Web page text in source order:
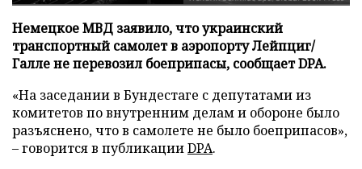
Немецкое МВД заявило, что украинский
транспортный самолет в аэропорту Лейпциг/
Галле не перевозил боеприпасы, сообщает DPA.
«На заседании в Бундестаге с депутатами из
комитетов по внутренним делам и обороне было
разъяснено, что в самолете не было боеприпасов»,
– говорится в публикацииDPA.